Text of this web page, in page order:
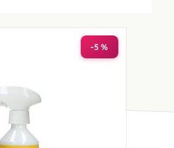
-5 %